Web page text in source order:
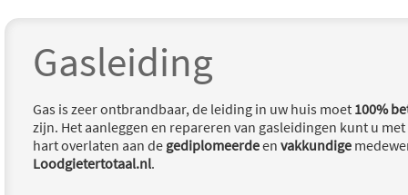
Gasleiding
Gas is zeer ontbrandbaar, de leiding in uw huis moet 100%
zijn. Het aanleggen en repareren van gasleidingen kunt u
hart overlaten aan de gediplomeerdeen vakkundige
Loodgietertotaal.nl.